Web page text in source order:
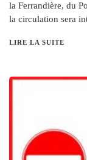
la Ferrandière, du
la circulation sera
LIRE LA SUITE